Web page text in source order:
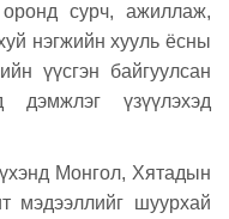
оронд сурч, ажиллаж,
нэгжийн хууль ёсны
үүсгэн байгуулсан
дэмжлэг үзүүлэхэд
Монгол, Хятадын
мэдээллийг шуурхай